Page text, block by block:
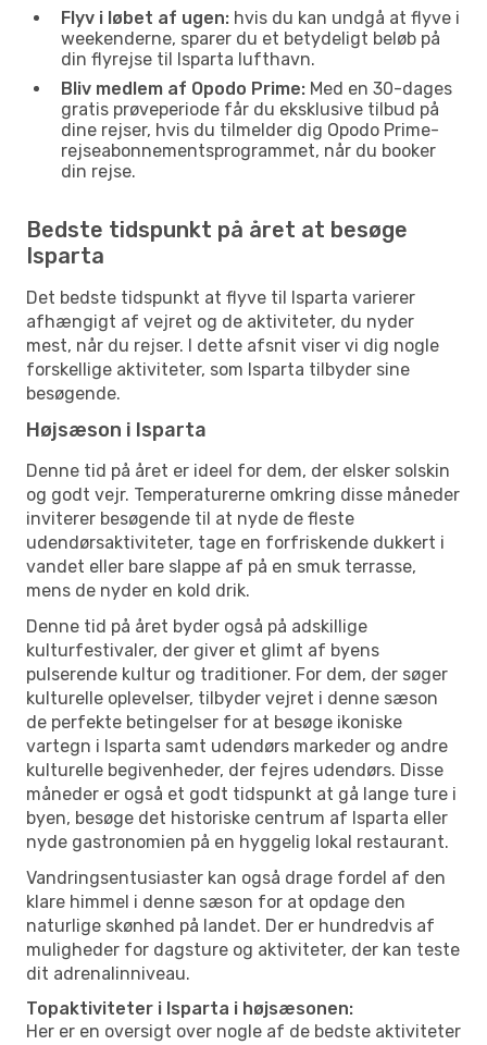
Flyv i løbet af ugen: hvis du kan undgå at flyve i
weekenderne, sparer du et betydeligt beløb på
din flyrejse til Isparta lufthavn.
Bliv medlem af Opodo Prime: Med en 30-dages
gratis prøveperiode får du eksklusive tilbud på
dine rejser, hvis du tilmelder dig Opodo Prime-
rejseabonnementsprogrammet, når du booker
din rejse.
Bedste tidspunkt på året at besøge
Isparta
Det bedste tidspunkt at flyve til Isparta varierer
afhængigt af vejret og de aktiviteter, du nyder
mest, når du rejser. I dette afsnit viser vi dig nogle
forskellige aktiviteter, som Isparta tilbyder sine
besøgende.
Højsæson i Isparta
Denne tid på året er ideel for dem, der elsker solskin
og godt vejr. Temperaturerne omkring disse måneder
inviterer besøgende til at nyde de fleste
udendørsaktiviteter, tage en forfriskende dukkert i
vandet eller bare slappe af på en smuk terrasse,
mens de nyder en kold drik.
Denne tid på året byder også på adskillige
kulturfestivaler, der giver et glimt af byens
pulserende kultur og traditioner. For dem, der søger
kulturelle oplevelser, tilbyder vejret i denne sæson
de perfekte betingelser for at besøge ikoniske
vartegn i Isparta samt udendørs markeder og andre
kulturelle begivenheder, der fejres udendørs. Disse
måneder er også et godt tidspunkt at gå lange ture i
byen, besøge det historiske centrum af Isparta eller
nyde gastronomien på en hyggelig lokal restaurant.
Vandringsentusiaster kan også drage fordel af den
klare himmel i denne sæson for at opdage den
naturlige skønhed på landet. Der er hundredvis af
muligheder for dagsture og aktiviteter, der kan teste
dit adrenalinniveau.
Topaktiviteter i Isparta i højsæsonen:
Her er en oversigt over nogle af de bedste aktiviteter